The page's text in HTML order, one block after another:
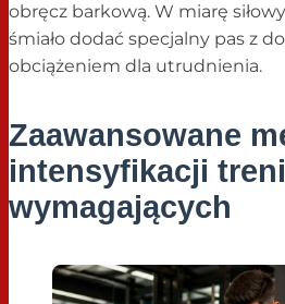
obręcz barkową. W miarę
śmiało dodać specjalny pas z
obciążeniem dla utrudnienia.
Zaawansowane
intensyfikacji
wymagających